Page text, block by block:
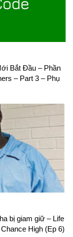
Bắt Đầu – Phần
– Part 3 – Phụ
bị giam giữ – Life
High (Ep 6)